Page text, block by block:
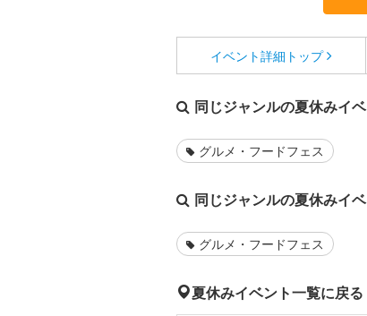
イベント詳細 トップ
同じジャンルの夏休みイ
グルメ・フードフェス
同じジャンルの夏休みイ
グルメ・フードフェス
夏休みイベント一覧に戻る